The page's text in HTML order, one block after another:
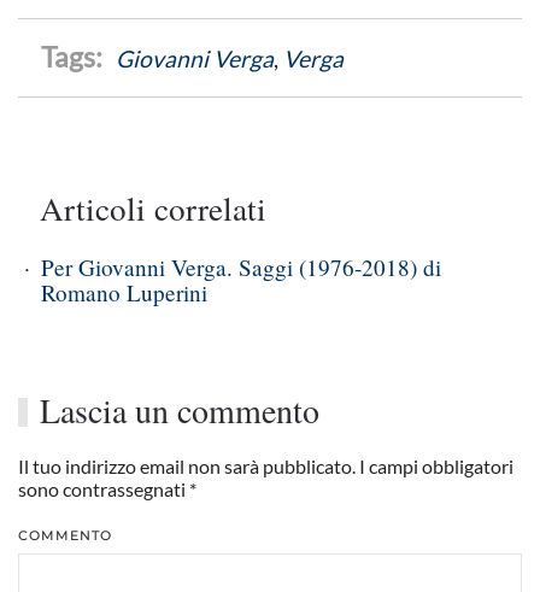
Giovanni Verga, Verga
Articoli correlati
Per Giovanni Verga. Saggi (1976-2018) di
Romano Luperini
Lascia un commento
Il tuo indirizzo email non sarà pubblicato. I campi obbligatori
sono contrassegnati *
COMMENTO